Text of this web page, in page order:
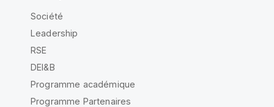
Société
Leadership
RSE
DEI&B
Programme académique
Programme Partenaires